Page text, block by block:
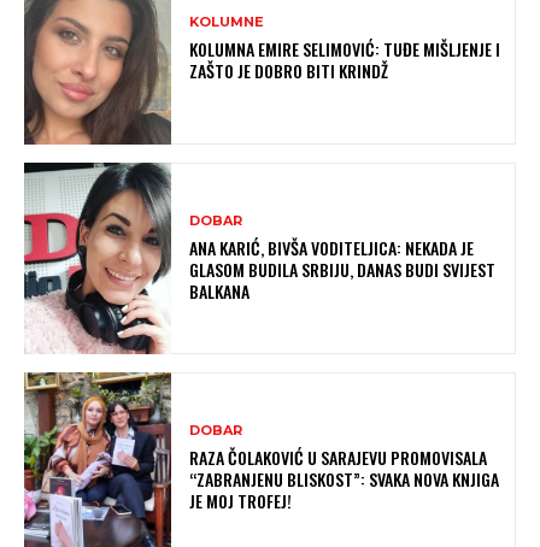
KOLUMNE
KOLUMNA EMIRE SELIMOVIĆ: TUĐE MIŠLJENJE I
ZAŠTO JE DOBRO BITI KRINDŽ
DOBAR
ANA KARIĆ, BIVŠA VODITELJICA: NEKADA JE
GLASOM BUDILA SRBIJU, DANAS BUDI SVIJEST
BALKANA
DOBAR
RAZA ČOLAKOVIĆ U SARAJEVU PROMOVISALA
“ZABRANJENU BLISKOST”: SVAKA NOVA KNJIGA
JE MOJ TROFEJ!